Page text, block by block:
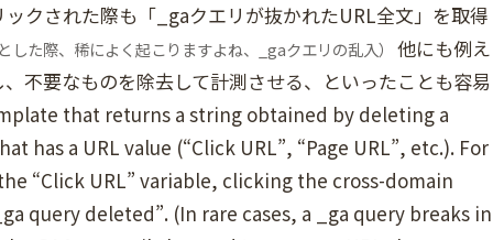
クされた際も「_gaクエリが抜かれたURL全文」を取得
した際、稀によく起こりますよね、_gaクエリの乱入） 他にも例え
不要なものを除去して計測させる、といったことも容易
that returns a string obtained by deleting a
has a URL value (“Click URL”, “Page URL”, etc.). For
“Click URL” variable, clicking the cross-domain
query deleted”. (In rare cases, a _ga query breaks in